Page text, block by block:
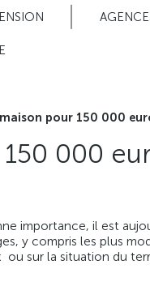
pour 150 000
000
importance, il est
y compris les plus
ou sur la situation du